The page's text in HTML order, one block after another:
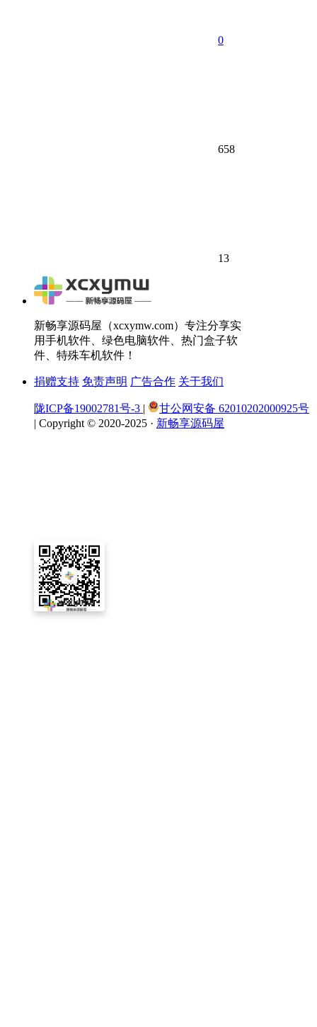
0
658
13
新畅享源码屋（xcxymw.com）专注分享实
用手机软件、绿色电脑软件、热门盒子软
件、特殊车机软件！
捐赠支持 免责声明 广告合作 关于我们
陇ICP备19002781号-3 |
甘公网安备 62010202000925号
| Copyright © 2020-2025 · 新畅享源码屋